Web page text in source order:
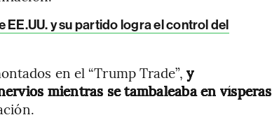
EE.UU. y su partido logra el control del
en el “Trump Trade”, y
mientras se tambaleaba en vísperas